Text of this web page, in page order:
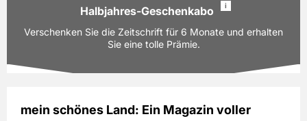
Prämie auswählen
Ausgaben:
3 Hefte für je z.Zt. 8,65 EUR
6 Monate
Preis 25,95 EUR
Halbjahres-Geschenkabo i
Verschenken Sie die Zeitschrift für 6 Monate und erhalten
Sie eine tolle Prämie.
mein schönes Land: Ein Magazin voller